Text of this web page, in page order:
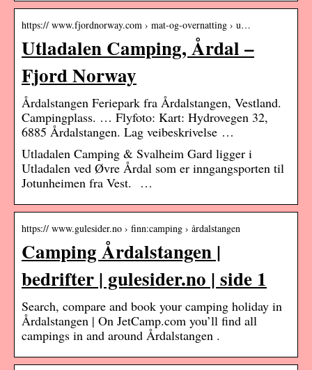
https:// www.fjordnorway.com › mat-og-overnatting › u…
Utladalen Camping, Årdal –
Fjord Norway
Årdalstangen Feriepark fra Årdalstangen, Vestland.
Campingplass. … Flyfoto: Kart: Hydrovegen 32,
6885 Årdalstangen. Lag veibeskrivelse …
Utladalen Camping & Svalheim Gard ligger i
Utladalen ved Øvre Årdal som er inngangsporten til
Jotunheimen fra Vest. …
https:// www.gulesider.no › finn:camping › årdalstangen
Camping Årdalstangen |
bedrifter | gulesider.no | side 1
Search, compare and book your camping holiday in
Årdalstangen | On JetCamp.com you’ll find all
campings in and around Årdalstangen .